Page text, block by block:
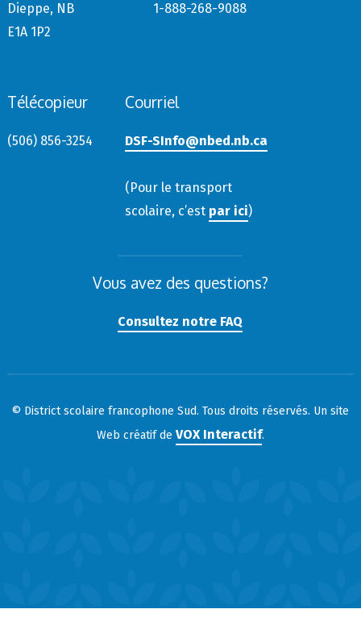
Dieppe, NB
E1A 1P2
1-888-268-9088
Télécopieur
(506) 856-3254
Courriel
DSF-SInfo@nbed.nb.ca
(Pour le transport
scolaire, c’est par ici)
Vous avez des questions?
Consultez notre FAQ
© District scolaire francophone Sud. Tous droits réservés. Un site
Web créatif de VOX Interactif.